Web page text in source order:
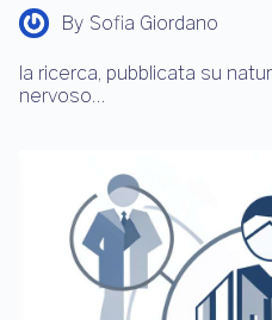
By Sofia Giordano
la ricerca, pubblicata su
nervoso…